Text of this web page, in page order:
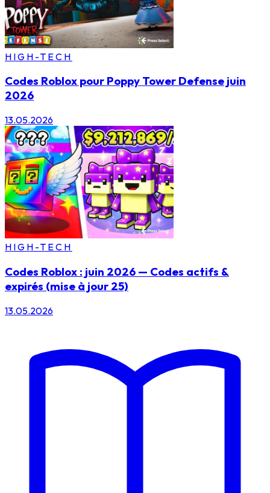
HIGH-TECH
Codes Roblox pour Poppy Tower Defense juin
2026
13.05.2026
HIGH-TECH
Codes Roblox : juin 2026 — Codes actifs &
expirés (mise à jour 25)
13.05.2026